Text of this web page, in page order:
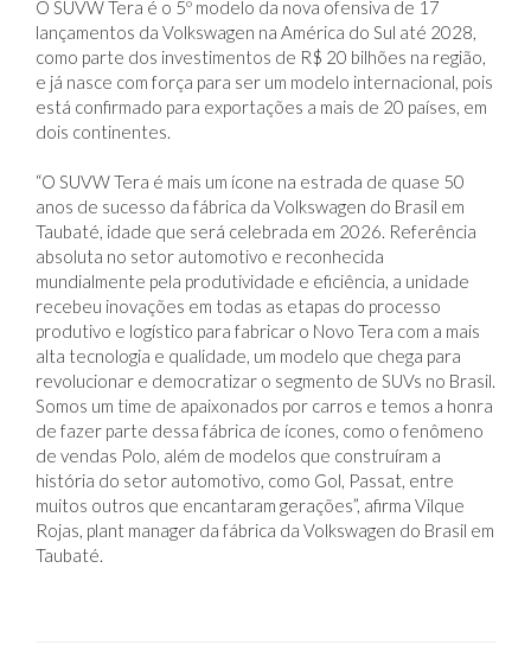
e já nasce com força para ser um modelo internacional, pois
está confirmado para exportações a mais de 20 países, em
dois continentes.
“O SUVW Tera é mais um ícone na estrada de quase 50
anos de sucesso da fábrica da Volkswagen do Brasil em
absoluta no setor automotivo e reconhecida
mundialmente pela produtividade e eficiência, a unidade
recebeu inovações em todas as etapas do processo
produtivo e logístico para fabricar o Novo Tera com a mais
alta tecnologia e qualidade, um modelo que chega para
revolucionar e democratizar o segmento de SUVs no Brasil.
Somos um time de apaixonados por carros e temos a honra
de fazer parte dessa fábrica de ícones, como o fenômeno
de vendas Polo, além de modelos que construíram a
história do setor automotivo, como Gol, Passat, entre
muitos outros que encantaram gerações”, afirma Vilque
Rojas, plant manager da fábrica da Volkswagen do Brasil em
Taubaté.